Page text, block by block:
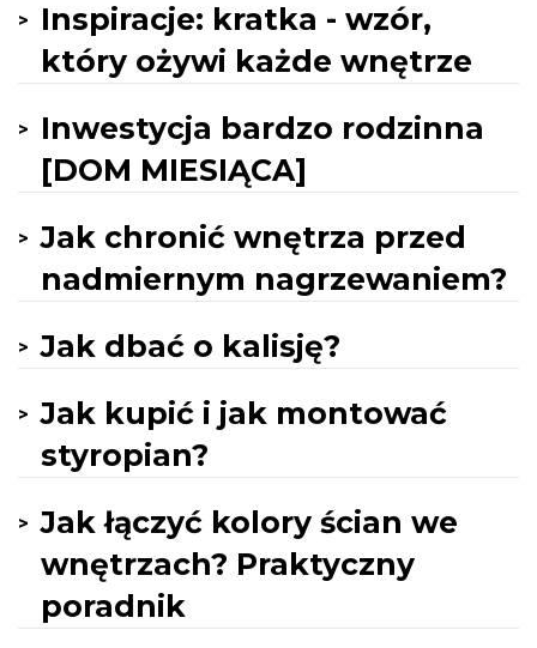
Inspiracje: kratka - wzór,
który ożywi każde wnętrze
Inwestycja bardzo rodzinna
[DOM MIESIĄCA]
Jak chronić wnętrza przed
nadmiernym nagrzewaniem?
Jak dbać o kalisję?
Jak kupić i jak montować
styropian?
Jak łączyć kolory ścian we
wnętrzach? Praktyczny
poradnik